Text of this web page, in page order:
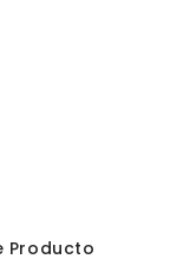
Producto